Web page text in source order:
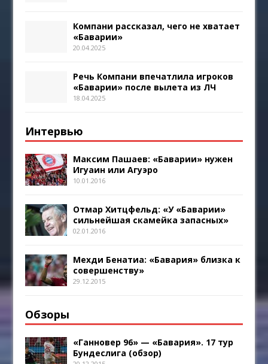
Компани рассказал, чего не хватает
«Баварии»
20.04.2025
Речь Компани впечатлила игроков
«Баварии» после вылета из ЛЧ
18.04.2025
Интервью
Максим Пашаев: «Баварии» нужен
Игуаин или Агуэро
10.01.2016
Отмар Хитцфельд: «У «Баварии»
сильнейшая скамейка запасных»
02.01.2016
Мехди Бенатиа: «Бавария» близка к
совершенству»
29.12.2015
Обзоры
«Ганновер 96» — «Бавария». 17 тур
Бундеслига (обзор)